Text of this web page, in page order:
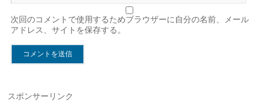
次回のコメントで使用するためブラウザーに自分の名前、メール
アドレス、サイトを保存する。
スポンサーリンク